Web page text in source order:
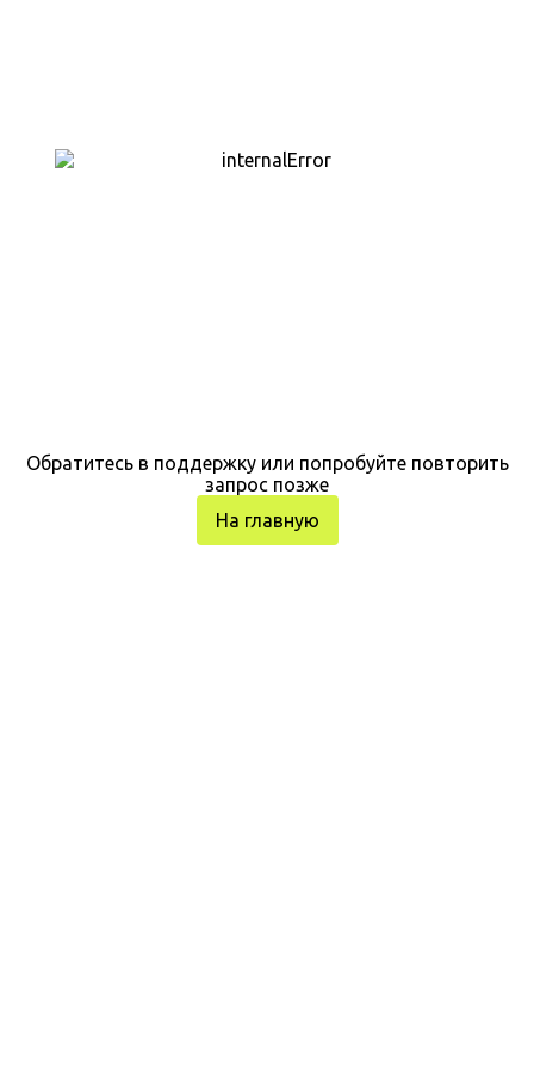
Обратитесь в поддержку или попробуйте повторить
запрос позже
На главную